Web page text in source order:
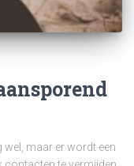
wel, maar er wordt een